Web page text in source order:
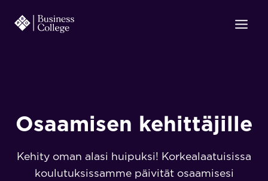
sisältöön
Osaamisen kehittäjille
Kehity oman alasi huipuksi! Korkealaatuisissa
koulutuksissamme päivität osaamisesi